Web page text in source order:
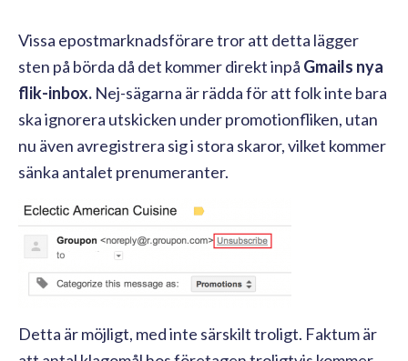
Vissa epostmarknadsförare tror att detta lägger
sten på börda då det kommer direkt inpå Gmails nya
flik-inbox. Nej-sägarna är rädda för att folk inte bara
ska ignorera utskicken under promotionfliken, utan
nu även avregistrera sig i stora skaror, vilket kommer
sänka antalet prenumeranter.
Detta är möjligt, med inte särskilt troligt. Faktum är